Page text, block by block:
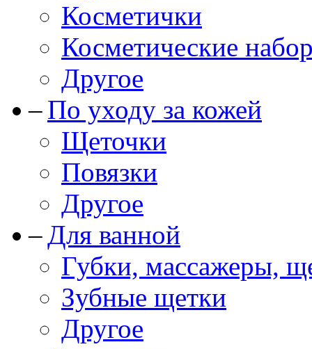
Косметички
Косметические
Другое
По уходу за кожей
Щеточки
Повязки
Другое
Для ванной
Губки, массажеры,
Зубные щетки
Другое